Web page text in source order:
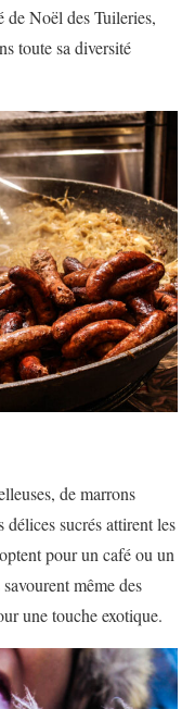
de Noël des Tuileries,
toute sa diversité
de marrons
sucrés attirent les
pour un café ou un
même des
une touche exotique.